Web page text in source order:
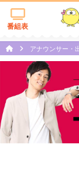
番組表
アナウンサー・